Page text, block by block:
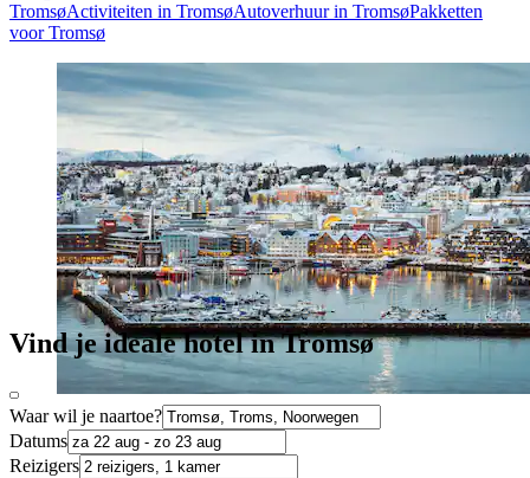
TromsøActiviteiten in TromsøAutoverhuur in TromsøPakketten
voor Tromsø
Vind je ideale hotel in Tromsø
Waar wil je naartoe?
Datums
Reizigers